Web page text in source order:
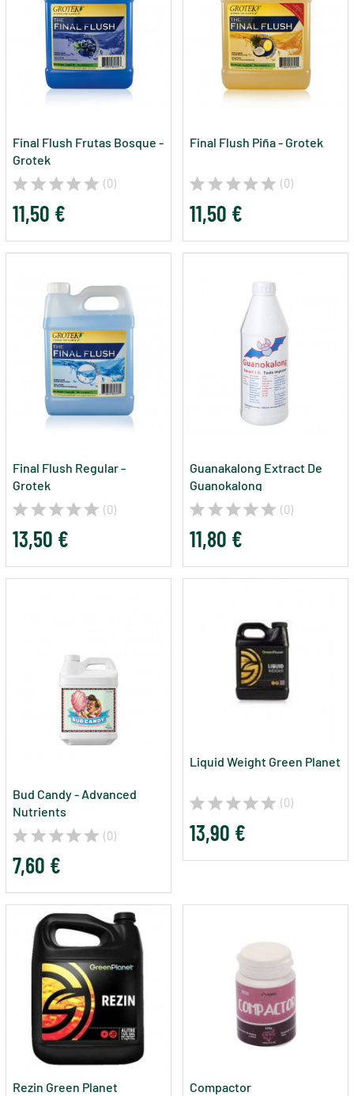
Final Flush Frutas Bosque -
Grotek
(0)
11,50 €
Final Flush Piña - Grotek
(0)
11,50 €
Final Flush Regular -
Grotek
(0)
13,50 €
Guanakalong Extract De
Guanokalong
(0)
11,80 €
Bud Candy - Advanced
Nutrients
(0)
7,60 €
Liquid Weight Green Planet
(0)
13,90 €
Rezin Green Planet Compactor